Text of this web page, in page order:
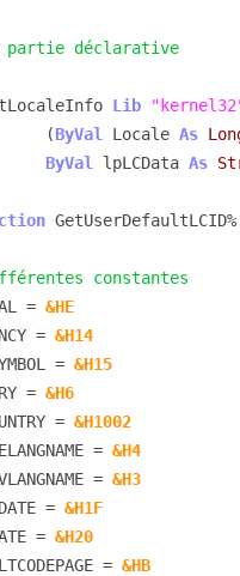
déclarative
Lib
                        (
ByVal Locale As
ByVal
lpLCData As
GetUserDefaultLCID%
constantes
= &HE
= &H14
= &H15
= &H6
= &H1002
= &H4
= &H3
= &H1F
= &H20
= &HB